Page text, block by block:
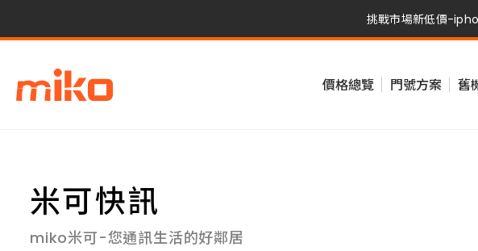
挑戰市場新低價-
挑戰市場新低價-
價格總覽 門號方案 舊
米可快訊
miko米可-您通訊生活的好鄰居